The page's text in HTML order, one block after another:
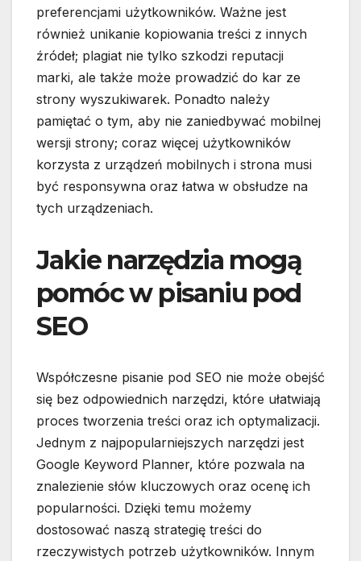
preferencjami użytkowników. Ważne jest
również unikanie kopiowania treści z innych
źródeł; plagiat nie tylko szkodzi reputacji
marki, ale także może prowadzić do kar ze
strony wyszukiwarek. Ponadto należy
pamiętać o tym, aby nie zaniedbywać mobilnej
wersji strony; coraz więcej użytkowników
korzysta z urządzeń mobilnych i strona musi
być responsywna oraz łatwa w obsłudze na
tych urządzeniach.
Jakie narzędzia mogą
pomóc w pisaniu pod
SEO
Współczesne pisanie pod SEO nie może obejść
się bez odpowiednich narzędzi, które ułatwiają
proces tworzenia treści oraz ich optymalizacji.
Jednym z najpopularniejszych narzędzi jest
Google Keyword Planner, które pozwala na
znalezienie słów kluczowych oraz ocenę ich
popularności. Dzięki temu możemy
dostosować naszą strategię treści do
rzeczywistych potrzeb użytkowników. Innym